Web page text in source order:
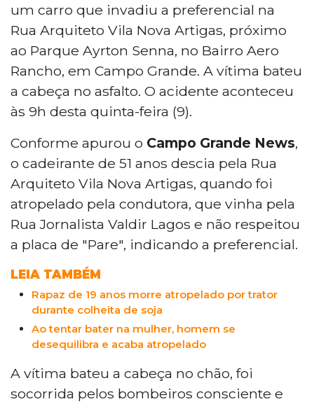
um carro que invadiu a preferencial na
Rua Arquiteto Vila Nova Artigas, próximo
ao Parque Ayrton Senna, no Bairro Aero
Rancho, em Campo Grande. A vítima bateu
a cabeça no asfalto. O acidente aconteceu
às 9h desta quinta-feira (9).
Conforme apurou o Campo Grande News,
o cadeirante de 51 anos descia pela Rua
Arquiteto Vila Nova Artigas, quando foi
atropelado pela condutora, que vinha pela
Rua Jornalista Valdir Lagos e não respeitou
a placa de "Pare", indicando a preferencial.
LEIA TAMBÉM
Rapaz de 19 anos morre atropelado por trator
durante colheita de soja
Ao tentar bater na mulher, homem se
desequilibra e acaba atropelado
A vítima bateu a cabeça no chão, foi
socorrida pelos bombeiros consciente e